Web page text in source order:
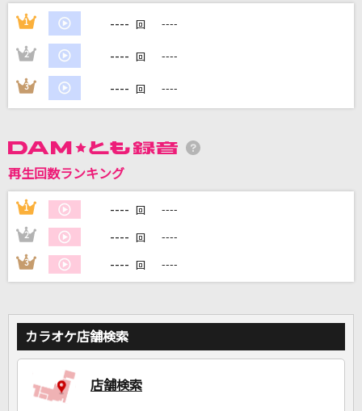
[生音]嘘
シド
キミに100パーセント
きゃりーぱみゅぱみゅ
乃木坂46
[生音]青い春
back number
1 ---- 回 ----
2 ---- 回 ----
3 ---- 回 ----
再生回数ランキング
1 ---- 回 ----
2 ---- 回 ----
3 ---- 回 ----
カラオケ店舗検索
店舗検索